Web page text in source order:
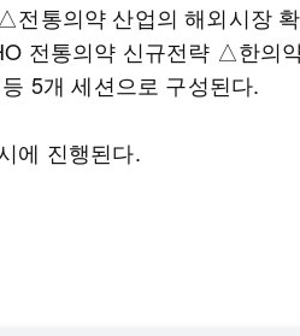
전통의약 산업의 해외시장
전통의약 신규전략 △한의
5개 세션으로 구성된다.
에 진행된다.